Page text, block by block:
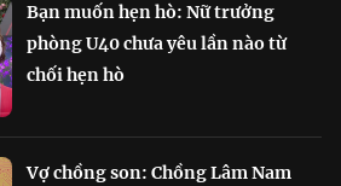
Bạn muốn hẹn hò: Nữ trưởng
phòng U40 chưa yêu lần nào từ
chối hẹn hò
Vợ chồng son: Chồng Lâm Nam